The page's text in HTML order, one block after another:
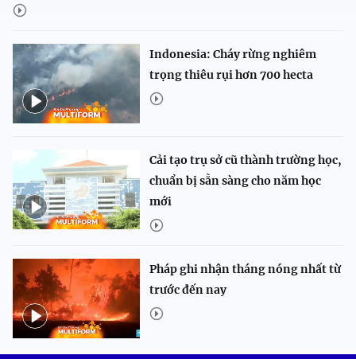
Indonesia: Cháy rừng nghiêm
trọng thiêu rụi hơn 700 hecta
Cải tạo trụ sở cũ thành trường học,
chuẩn bị sẵn sàng cho năm học
mới
Pháp ghi nhận tháng nóng nhất từ
trước đến nay